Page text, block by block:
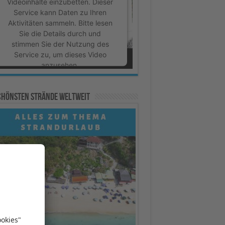
Service kann Daten zu Ihren
Aktivitäten sammeln. Bitte lesen
Sie die Details durch und
stimmen Sie der Nutzung des
Service zu, um dieses Video
anzusehen.
Mehr Informationen
Akzeptieren
powered byUsercentrics
Consent Management Platform
Strände weltweit